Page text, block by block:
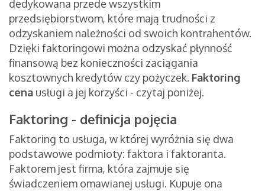
dedykowana przede wszystkim
przedsiębiorstwom, które mają trudności z
odzyskaniem należności od swoich kontrahentów.
Dzięki faktoringowi można odzyskać płynność
finansową bez konieczności zaciągania
kosztownych kredytów czy pożyczek. Faktoring
cena usługi a jej korzyści - czytaj poniżej.
Faktoring - definicja pojęcia
Faktoring to usługa, w której wyróżnia się dwa
podstawowe podmioty: faktora i faktoranta.
Faktorem jest firma, która zajmuje się
świadczeniem omawianej usługi. Kupuje ona